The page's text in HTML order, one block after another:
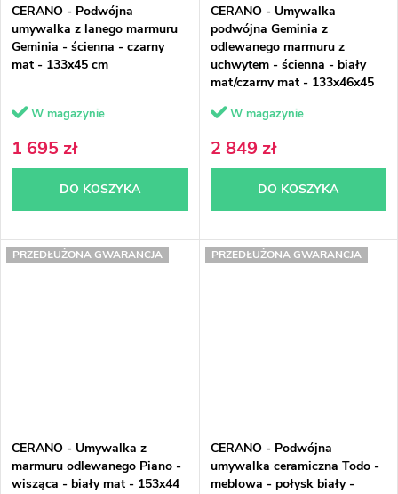
CERANO - Podwójna
umywalka z lanego marmuru
Geminia - ścienna - czarny
mat - 133x45 cm
W magazynie
1 695 zł
DO KOSZYKA
CERANO - Umywalka
podwójna Geminia z
odlewanego marmuru z
uchwytem - ścienna - biały
mat/czarny mat - 133x46x45
W magazynie
2 849 zł
DO KOSZYKA
PRZEDŁUŻONA GWARANCJA
CERANO - Umywalka z
marmuru odlewanego Piano -
wisząca - biały mat - 153x44
PRZEDŁUŻONA GWARANCJA
CERANO - Podwójna
umywalka ceramiczna Todo -
meblowa - połysk biały -